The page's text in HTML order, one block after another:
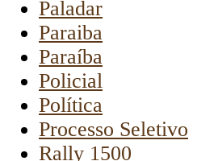
Paladar
Paraiba
Paraíba
Policial
Política
Processo Seletivo
Rally 1500